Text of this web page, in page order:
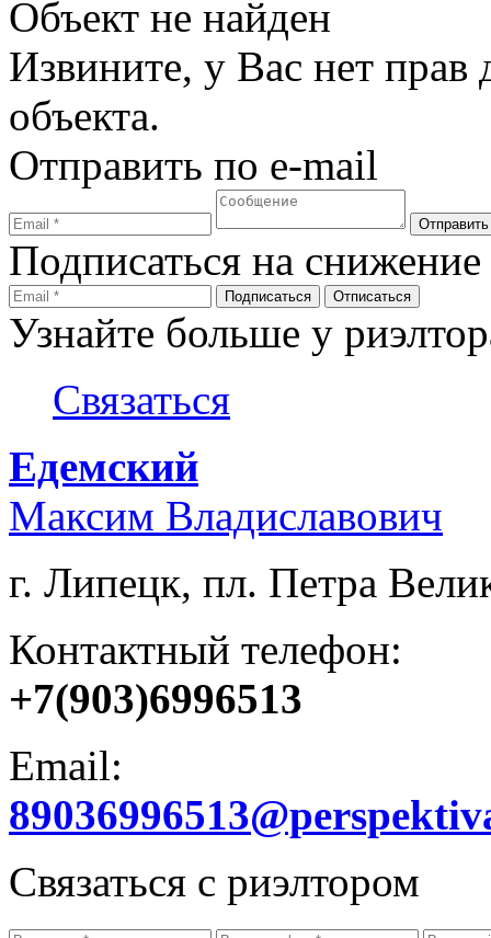
Объект не найден
Извините, у Вас нет прав
объекта.
Отправить по e-mail
Подписаться на
Узнайте больше у
Связаться
Едемский
Максим Владиславович
г. Липецк, пл. Петра
Контактный телефон:
+7(903)6996513
Email:
Связаться с риэлтором